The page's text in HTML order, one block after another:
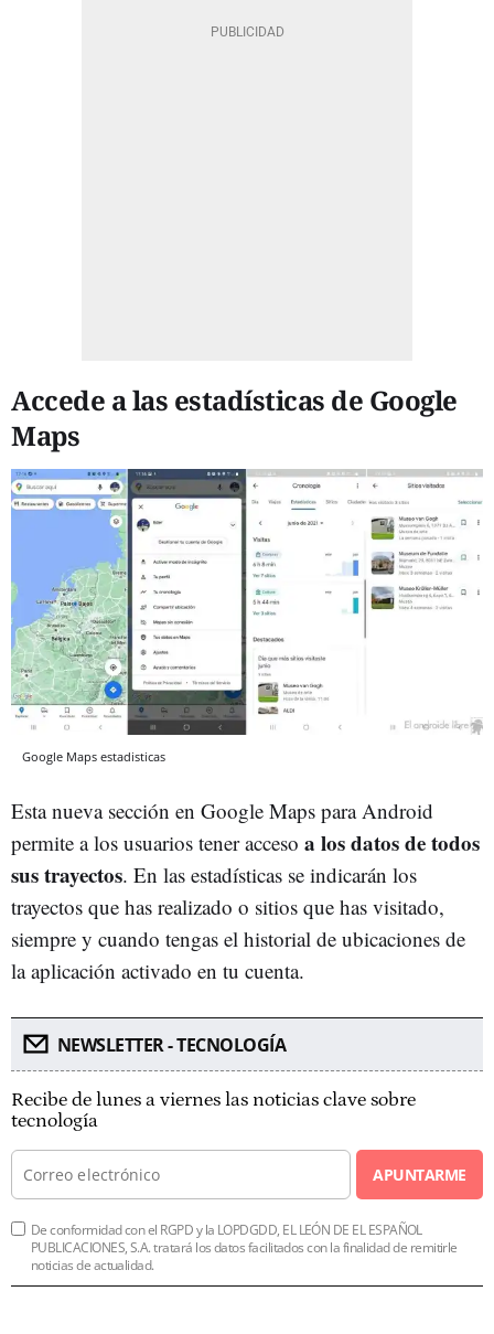
Accede a las estadísticas de Google
Maps
Google Maps estadisticas
Esta nueva sección en Google Maps para Android
permite a los usuarios tener acceso a los datos de todos
sus trayectos. En las estadísticas se indicarán los
trayectos que has realizado o sitios que has visitado,
siempre y cuando tengas el historial de ubicaciones de
la aplicación activado en tu cuenta.
NEWSLETTER - TECNOLOGÍA
Recibe de lunes a viernes las noticias clave sobre
tecnología
APUNTARME
De conformidad con el RGPD y la LOPDGDD, EL LEÓN DE EL ESPAÑOL
PUBLICACIONES, S.A. tratará los datos facilitados con la finalidad de remitirle
noticias de actualidad.